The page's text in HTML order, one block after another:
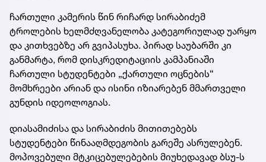
ჩართული კამერის წინ რიჩარდ სირაბიძემ
ტროლების ხელმძღვანელობა კატეგორიულად უარყო
და კითხვებზე არ გვიპასუხა. პირად საუბარში კი
განმარტა, რომ დისკრედიტაციის კამპანიაში
ჩართული სტუდენტები „ქართული ოცნების“
მომხრეები არიან და ისინი იზიარებენ მმართველი
გუნდის იდეოლოგიას.
დიასამიძისა და სირაბიძის მითითებებს
სტუდენტები წინააღმდეგობის გარეშე ასრულებენ.
მოპოვებული მტკიცებულებების მიუხედავად ბსუ-ს